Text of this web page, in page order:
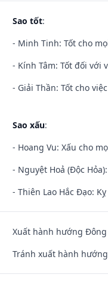
Sao tốt:
- Minh Tinh: Tốt cho
- Kính Tâm: Tốt đối với
- Giải Thần: Tốt cho
Sao xấu:
- Hoang Vu: Xấu cho
- Nguyệt Hoả (Độc
- Thiên Lao Hắc Đạo:
Xuất hành hướng
Tránh xuất hành